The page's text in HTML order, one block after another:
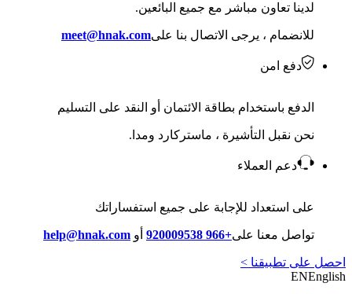
لدينا تعاون مباشر مع جميع البائعين.
للانضمام ، يرجى الاتصال بنا علىmeet@hnak.com
دفع امن
الدفع باستخدام بطاقة الائتمان أو النقد على التسليم
نحن نقبل التأشيرة ، ماستركارد ومدا.
دعم العملاء
على استعداد للإجابة على جميع استفساراتك
تواصل معنا على+966 920009538 أو help@hnak.com
احصل على تطبيقنا >
ENEnglish